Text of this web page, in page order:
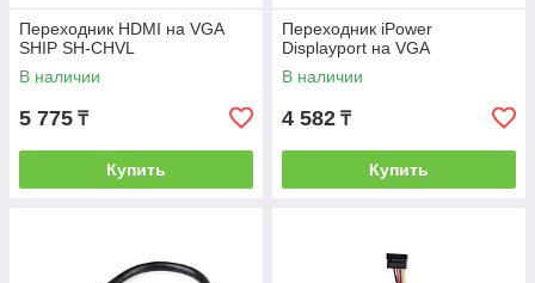
Переходник HDMI на VGA
SHIP SH-CHVL
В наличии
5 775 ₸
Купить
Переходник iPower
Displayport на VGA
В наличии
4 582 ₸
Купить